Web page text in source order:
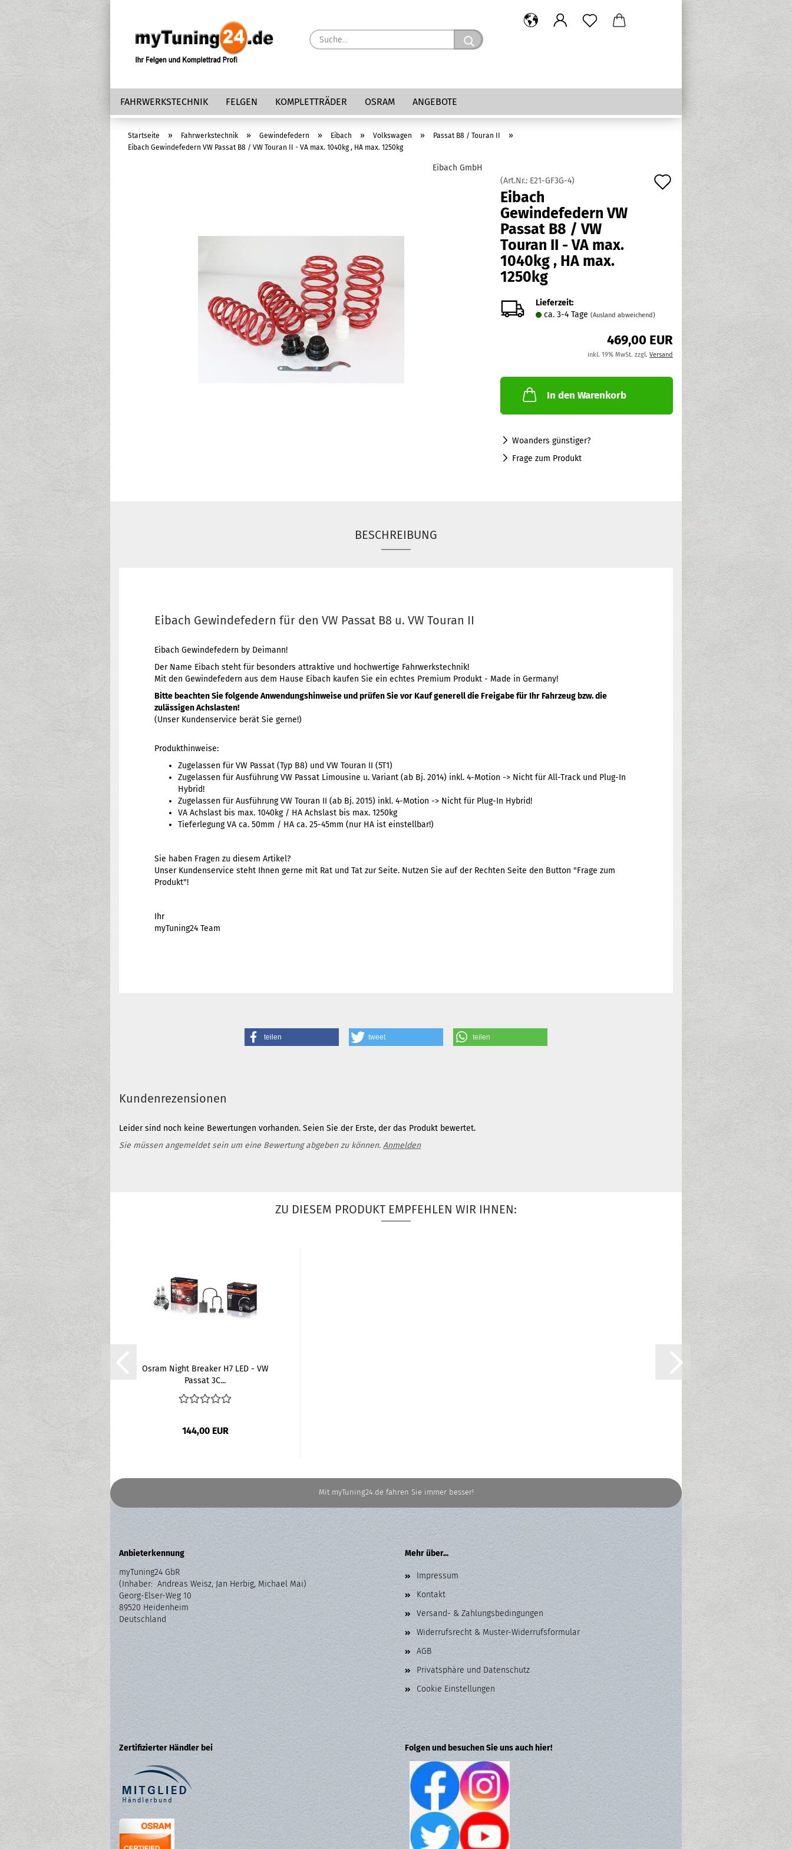
Suche...
FAHRWERKSTECHNIK FELGEN KOMPLETTRÄDER OSRAM ANGEBOTE
Startseite » Fahrwerkstechnik » Gewindefedern » Eibach » Volkswagen » Passat B8 / Touran II »
Eibach Gewindefedern VW Passat B8 / VW Touran II - VA max. 1040kg , HA max. 1250kg
Eibach GmbH
(Art.Nr.: E21-GF3G-4)
Auf
den
Eibach
Gewindefedern VW
Passat B8 / VW
Touran II - VA max.
1040kg , HA max.
1250kg
Lieferzeit:
ca. 3-4 Tage (Ausland abweichend)
469,00 EUR
inkl. 19% MwSt. zzgl. Versand
In den Warenkorb
Woanders günstiger?
Frage zum Produkt
BESCHREIBUNG
Eibach Gewindefedern für den VW Passat B8 u. VW Touran II
Eibach Gewindefedern by Deimann!
Der Name Eibach steht für besonders attraktive und hochwertige Fahrwerkstechnik!
Mit den Gewindefedern aus dem Hause Eibach kaufen Sie ein echtes Premium Produkt - Made in Germany!
Bitte beachten Sie folgende Anwendungshinweise und prüfen Sie vor Kauf generell die Freigabe für Ihr Fahrzeug bzw. die
zulässigen Achslasten!
(Unser Kundenservice berät Sie gerne!)
Produkthinweise:
Zugelassen für VW Passat (Typ B8) und VW Touran II (5T1)
Zugelassen für Ausführung VW Passat Limousine u. Variant (ab Bj. 2014) inkl. 4-Motion -> Nicht für All-Track und Plug-In
Hybrid!
Zugelassen für Ausführung VW Touran II (ab Bj. 2015) inkl. 4-Motion -> Nicht für Plug-In Hybrid!
VA Achslast bis max. 1040kg / HA Achslast bis max. 1250kg
Tieferlegung VA ca. 50mm / HA ca. 25-45mm (nur HA ist einstellbar!)
Sie haben Fragen zu diesem Artikel?
Unser Kundenservice steht Ihnen gerne mit Rat und Tat zur Seite. Nutzen Sie auf der Rechten Seite den Button "Frage zum
Produkt"!
Ihr
myTuning24 Team
teilen tweet teilen
Kundenrezensionen
Leider sind noch keine Bewertungen vorhanden. Seien Sie der Erste, der das Produkt bewertet.
Sie müssen angemeldet sein um eine Bewertung abgeben zu können. Anmelden
ZU DIESEM PRODUKT EMPFEHLEN WIR IHNEN:
Osram Night Breaker H7 LED - VW
Passat 3C...
144,00 EUR
Mit myTuning24.de fahren Sie immer besser!
Anbieterkennung
myTuning24 GbR
(Inhaber: Andreas Weisz, Jan Herbig, Michael Mai)
Georg-Elser-Weg 10
89520 Heidenheim
Deutschland
Mehr über...
Impressum
Kontakt
Versand- & Zahlungsbedingungen
Widerrufsrecht & Muster-Widerrufsformular
AGB
Privatsphäre und Datenschutz
Cookie Einstellungen
Zertifizierter Händler bei Folgen und besuchen Sie uns auch hier!